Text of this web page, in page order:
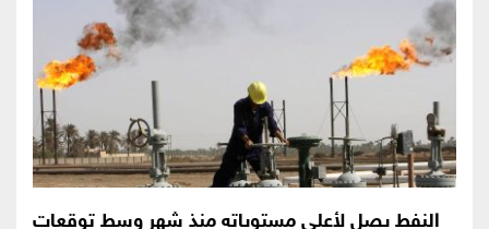
النفط يصل لأعلى مستوياته منذ شهر وسط توقعات